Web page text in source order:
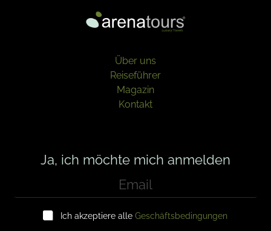
Über uns
Reiseführer
Magazin
Kontakt
Ja, ich möchte mich anmelden
a
Ich akzeptiere alle Geschäftsbedingungen